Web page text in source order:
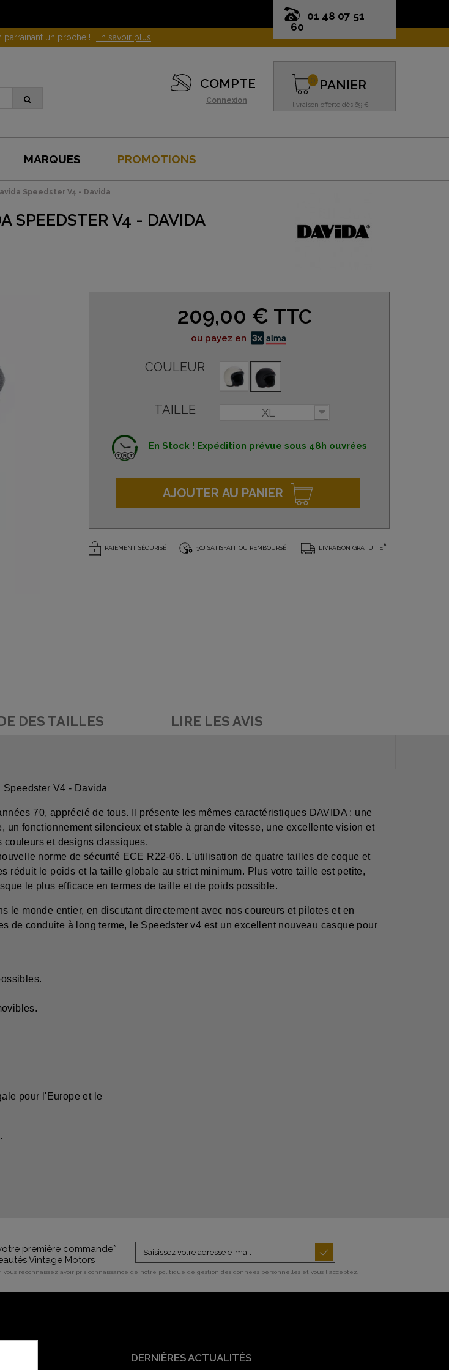
01 48 07 51
60
parrainant un proche ! En savoir plus
COMPTE
Connexion
PANIER
livraison offerte dès 69 €
0
MARQUES PROMOTIONS
Speedster V4 - Davida
SPEEDSTER V4 - DAVIDA
209,00 € TTC
ou payez en
COULEUR
TAILLE XL
En Stock ! Expédition prévue sous 48h ouvrées
AJOUTER AU PANIER
PAIEMENT SÉCURISÉ 30J SATISFAIT OU REMBOURSÉ LIVRAISON GRATUITE*
DES TAILLES LIRE LES AVIS
V4 - Davida
70, apprécié de tous. Il présente les mêmes caractéristiques DAVIDA : une
fonctionnement silencieux et stable à grande vitesse, une excellente vision et
et designs classiques.
norme de sécurité ECE R22-06. L'utilisation de quatre tailles de coque et
réduit le poids et la taille globale au strict minimum. Plus votre taille est petite,
le plus efficace en termes de taille et de poids possible.
le monde entier, en discutant directement avec nos coureurs et pilotes et en
de conduite à long terme, le Speedster v4 est un excellent nouveau casque pour
pour l'Europe et le
première commande*
Vintage Motors
reconnaissez avoir pris connaissance de notre politique de gestion des données personnelles et vous l'acceptez.
DERNIÈRES ACTUALITÉS